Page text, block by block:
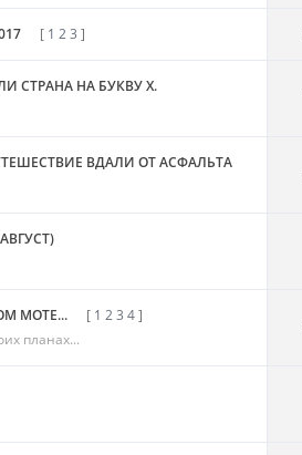
[ 1 23 ]
СТРАНА НА БУКВУ Х.
ВДАЛИ ОТ АСФАЛЬТА
МОТЕ... [ 1 23 4]
планах...